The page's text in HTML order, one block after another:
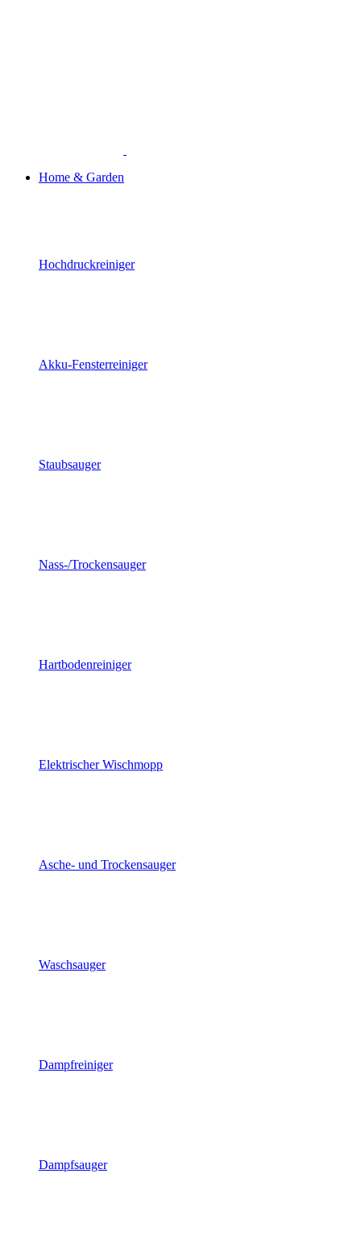
Home & Garden
Hochdruckreiniger
Akku-Fensterreiniger
Staubsauger
Nass-/Trockensauger
Hartbodenreiniger
Elektrischer Wischmopp
Asche- und Trockensauger
Waschsauger
Dampfreiniger
Dampfsauger